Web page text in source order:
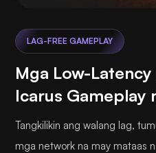
LAG-FREE GAMEPLAY
Mga Low-
Icarus Gameplay
Tangkilikin ang walang lag,
mga network na may mataas